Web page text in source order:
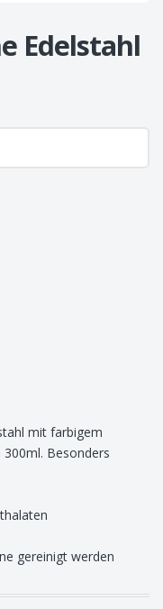
Edelstahl
mit farbigem
300ml. Besonders
gereinigt werden